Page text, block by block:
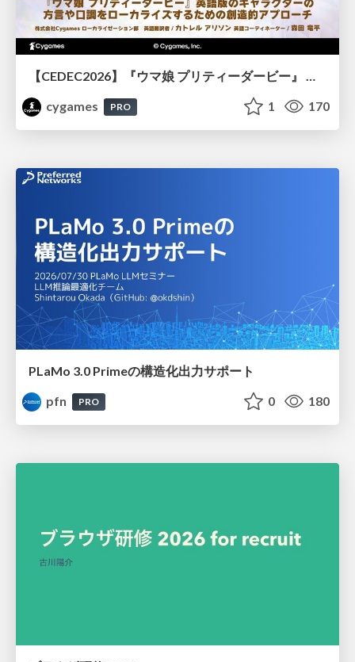
cygames
PRO 1 170
PLaMo 3.0 Primeの構造化出力サポート
pfn
PRO 0 180